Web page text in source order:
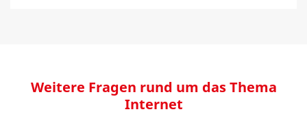
Weitere Fragen rund um das Thema
Internet